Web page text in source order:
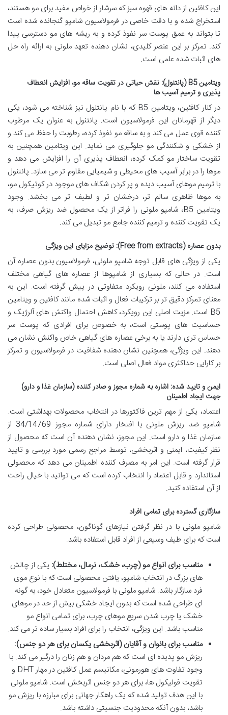
این کافئین از دانه های قهوه سبز که سرشار از خواص مفید برای مو هستند،
استخراج شده و با دقت خاصی در فرمولاسیون شامپو گنجانده شده است
تا بتواند به عمق پوست سر نفوذ کرده و به ریشه های مو دسترسی پیدا
کند. تمرکز بر این عنصر کلیدی، نشان دهنده تعهد ملونی به ارائه راه حل
های اثبات شده علمی است.
ویتامین B5 (پانتنول): نقش حیاتی در تقویت ساقه مو، افزایش انعطاف
پذیری و ترمیم آسیب ها
در کنار کافئین، ویتامین B5 که با نام پانتنول نیز شناخته می شود، یکی
دیگر از قهرمانان این فرمولاسیون است. پانتنول به عنوان یک مرطوب
کننده قوی عمل می کند و به ساقه مو نفوذ کرده، رطوبت را حفظ می کند و
از خشکی و شکنندگی مو جلوگیری می نماید. این ویتامین همچنین به
تقویت ساختار مو کمک کرده، انعطاف پذیری آن را افزایش می دهد و
موها را در برابر آسیب های محیطی و شیمیایی مقاوم تر می سازد. پانتنول
با ترمیم موهای آسیب دیده و پر کردن شکاف های موجود در کوتیکول مو،
به موها ظاهری سالم تر، درخشان تر و لطیف تر می بخشد. وجود
ویتامین B5، شامپو ملونی را فراتر از یک محصول ضد ریزش صرف، به
یک تقویت کننده و ترمیم کننده جامع مو تبدیل می کند.
بدون عصاره (Free from extracts): توضیح مزایای این ویژگی
یکی از ویژگی های قابل توجه شامپو ملونی، فرمولاسیون بدون عصاره آن
است. در حالی که بسیاری از شامپوها از عصاره های گیاهی مختلف
استفاده می کنند، ملونی رویکرد متفاوتی در پیش گرفته است. این به
معنای تمرکز دقیق تر بر ترکیبات فعال و اثبات شده مانند کافئین و ویتامین
B5 است. مزیت اصلی این رویکرد، کاهش احتمال واکنش های آلرژیک و
حساسیت های پوستی است، به خصوص برای افرادی که پوست سر
حساس تری دارند یا به برخی عصاره های گیاهی خاص واکنش نشان می
دهند. این ویژگی، همچنین نشان دهنده شفافیت در فرمولاسیون و تمرکز
بر کارایی حداکثری مواد فعال اصلی است.
ایمن و تایید شده: اشاره به شماره مجوز و صادر کننده (سازمان غذا و دارو)
جهت ایجاد اطمینان
اعتماد، یکی از مهم ترین فاکتورها در انتخاب محصولات بهداشتی است.
شامپو ضد ریزش ملونی با افتخار دارای شماره مجوز 34/14769 از
سازمان غذا و دارو است. این مجوز، نشان دهنده آن است که محصول از
نظر کیفیت، ایمنی و اثربخشی، توسط مراجع رسمی مورد بررسی و تایید
قرار گرفته است. این امر به مصرف کننده اطمینان می دهد که محصولی
استاندارد و قابل اعتماد را انتخاب کرده است که می توانید با خیال راحت
از آن استفاده کنید.
سازگاری گسترده برای تمامی افراد
شامپو ملونی با در نظر گرفتن نیازهای گوناگون، محصولی طراحی کرده
است که برای طیف وسیعی از افراد قابل استفاده باشد.
مناسب برای انواع مو (چرب، خشک، نرمال، مختلط): یکی از چالش
های بزرگ در انتخاب شامپو، یافتن محصولی است که با نوع موی
فرد سازگار باشد. شامپو ملونی با فرمولاسیون متعادل خود، به گونه
ای طراحی شده است که بدون ایجاد خشکی بیش از حد در موهای
خشک یا چرب شدن سریع موهای چرب، برای تمامی انواع مو
مناسب باشد. این ویژگی، انتخاب را برای افراد بسیار ساده تر می کند.
مناسب برای بانوان و آقایان (اثربخشی یکسان برای هر دو جنس):
ریزش مو پدیده ای است که هم مردان و هم زنان را درگیر می کند. با
وجود تفاوت های هورمونی، مکانیسم عمل کافئین در مهار DHT و
تقویت فولیکول ها، برای هر دو جنس اثربخش است. شامپو ملونی
با این هدف تولید شده که یک راهکار جهانی برای مبارزه با ریزش مو
باشد، بدون آنکه محدودیت جنسیتی داشته باشد.